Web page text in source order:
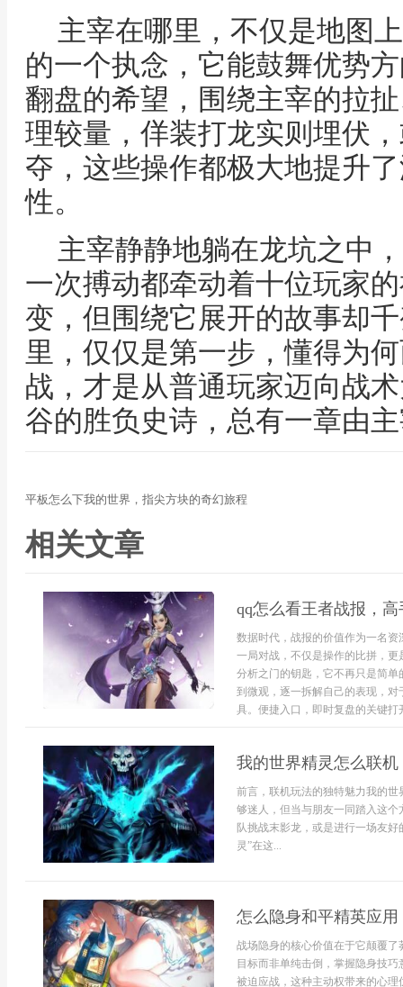
主宰在哪里，不仅是地图
的一个执念，它能鼓舞优势
翻盘的希望，围绕主宰的拉
理较量，佯装打龙实则埋伏
夺，这些操作都极大地提升
性。
主宰静静地躺在龙坑之中
一次搏动都牵动着十位玩家
变，但围绕它展开的故事却
里，仅仅是第一步，懂得为
战，才是从普通玩家迈向战
谷的胜负史诗，总有一章由
平板怎么下我的世界，指尖方块的奇幻旅程
相关文章
qq怎么看王者战报，
数据时代，战报的价值作为一名
一局对战，不仅是操作的比拼，
分析之门的钥匙，它不再只是简
到微观，逐一拆解自己的表现，
具。便捷入口，即时复盘的关键打
我的世界精灵怎么联
前言，联机玩法的独特魅力我的
够迷人，但当与朋友一同踏入这
队挑战末影龙，或是进行一场友
灵”在这...
怎么隐身和平精英应
战场隐身的核心价值在于它颠覆
目标而非单纯击倒，掌握隐身技
被迫应战，这种主动权带来的心